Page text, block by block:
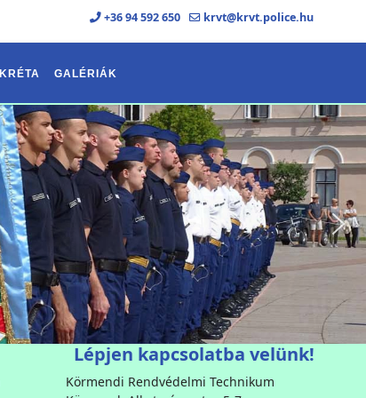
+36 94 592 650 krvt@krvt.police.hu
KRÉTA GALÉRIÁK
Lépjen kapcsolatba velünk!
Körmendi Rendvédelmi Technikum